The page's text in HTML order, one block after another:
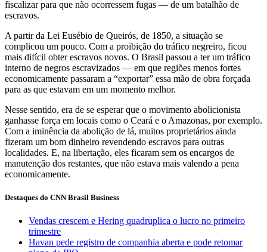
fiscalizar para que não ocorressem fugas — de um batalhão de
escravos.
A partir da Lei Eusébio de Queirós, de 1850, a situação se
complicou um pouco. Com a proibição do tráfico negreiro, ficou
mais difícil obter escravos novos. O Brasil passou a ter um tráfico
interno de negros escravizados — em que regiões menos fortes
economicamente passaram a “exportar” essa mão de obra forçada
para as que estavam em um momento melhor.
Nesse sentido, era de se esperar que o movimento abolicionista
ganhasse força em locais como o Ceará e o Amazonas, por exemplo.
Com a iminência da abolição de lá, muitos proprietários ainda
fizeram um bom dinheiro revendendo escravos para outras
localidades. E, na libertação, eles ficaram sem os encargos de
manutenção dos restantes, que não estava mais valendo a pena
economicamente.
Destaques do CNN Brasil Business
Vendas crescem e Hering quadruplica o lucro no primeiro
trimestre
Havan pede registro de companhia aberta e pode retomar